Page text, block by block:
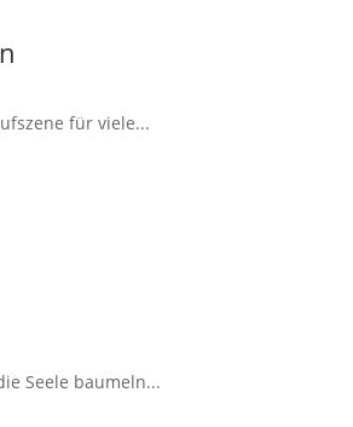
für viele...
Seele baumeln...